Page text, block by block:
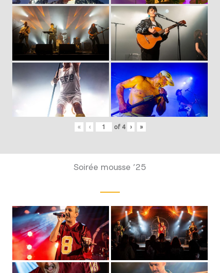
« ‹ of 4 › »
Soirée mousse ’25